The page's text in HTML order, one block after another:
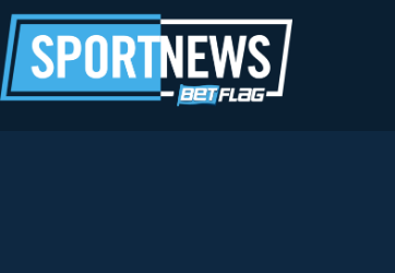
al
contenuto